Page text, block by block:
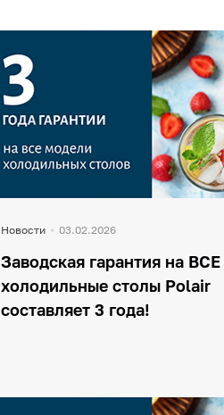
Новости 03.02.2026
Заводская гарантия на ВСЕ
холодильные столы Polair
составляет 3 года!